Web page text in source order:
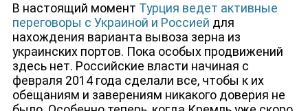
В настоящий момент Турция ведет активные
переговоры с Украиной и Россией для
нахождения варианта вывоза зерна из
украинских портов. Пока особых продвижений
здесь нет. Российские власти начиная с
февраля 2014 года сделали все, чтобы к их
обещаниям и заверениям никакого доверия не